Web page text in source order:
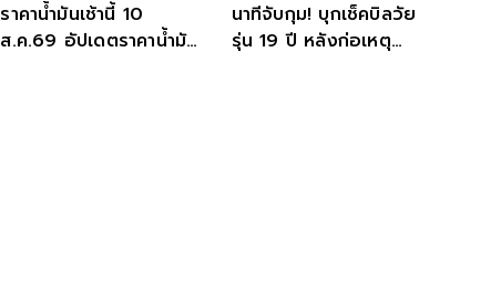
ราคาน้ำมันเช้านี้ 10
ส.ค.69 อัปเดตราคาน้ำมัน
นาทีจับกุม! บุกเช็คบิลวัย
รุ่น 19 ปี หลังก่อเหตุ